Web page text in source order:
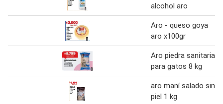
alcohol aro
Aro - queso goya
aro x100gr
Aro piedra sanitaria
para gatos 8 kg
aro maní salado sin
piel 1 kg